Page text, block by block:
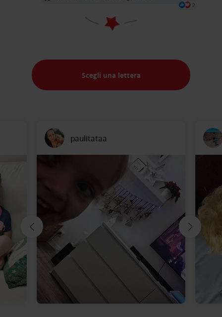
Scegli una lettera
paulitataa